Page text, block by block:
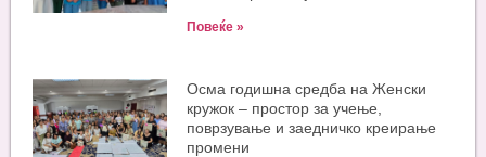
Повеќе »
Oсма годишна средба на Женски
кружок – простор за учење,
поврзување и заедничко креирање
промени